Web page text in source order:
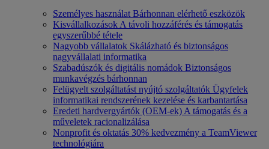
Személyes használat Bárhonnan elérhető eszközök
Kisvállalkozások A távoli hozzáférés és támogatás
egyszerűbbé tétele
Nagyobb vállalatok Skálázható és biztonságos
nagyvállalati informatika
Szabadúszók és digitális nomádok Biztonságos
munkavégzés bárhonnan
Felügyelt szolgáltatást nyújtó szolgáltatók Ügyfelek
informatikai rendszerének kezelése és karbantartása
Eredeti hardvergyártók (OEM-ek) A támogatás és a
műveletek racionalizálása
Nonprofit és oktatás 30% kedvezmény a TeamViewer
technológiára